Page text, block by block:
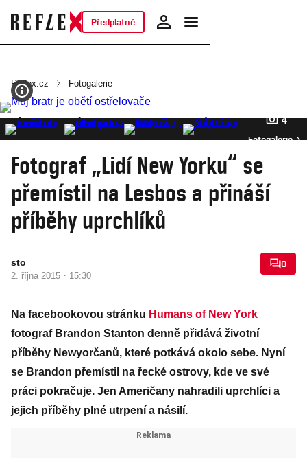
Předplatné
Reflex.cz Fotogalerie
4
Fotogalerie
Fotograf „Lidí New Yorku“ se
přemístil na Lesbos a přináší
příběhy uprchlíků
sto
2. října 2015 · 15:30
0
Na facebookovou stránku Humans of New York
fotograf Brandon Stanton denně přidává životní
příběhy Newyorčanů, které potkává okolo sebe. Nyní
se Brandon přemístil na řecké ostrovy, kde ve své
práci pokračuje. Jen Američany nahradili uprchlíci a
jejich příběhy plné utrpení a násilí.